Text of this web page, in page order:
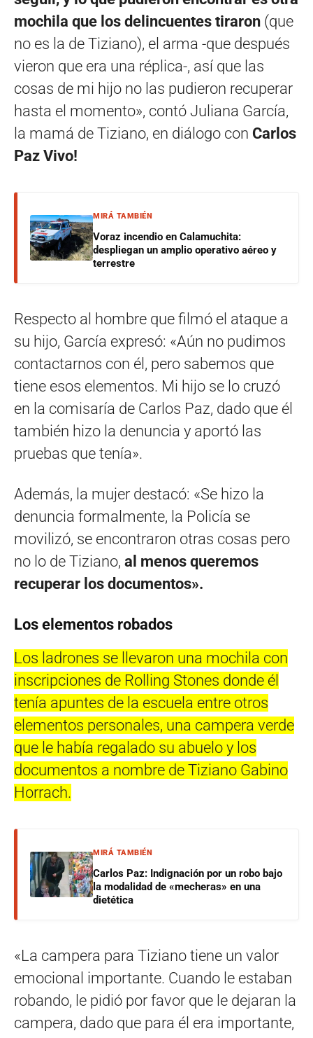
mochila que los delincuentes tiraron (que
no es la de Tiziano), el arma -que después
vieron que era una réplica-, así que las
cosas de mi hijo no las pudieron recuperar
hasta el momento», contó Juliana García,
la mamá de Tiziano, en diálogo con Carlos
Paz Vivo!
MIRÁ TAMBIÉN
Voraz incendio en Calamuchita:
despliegan un amplio operativo aéreo y
terrestre
Respecto al hombre que filmó el ataque a
su hijo, García expresó: «Aún no pudimos
contactarnos con él, pero sabemos que
tiene esos elementos. Mi hijo se lo cruzó
en la comisaría de Carlos Paz, dado que él
también hizo la denuncia y aportó las
pruebas que tenía».
Además, la mujer destacó: «Se hizo la
denuncia formalmente, la Policía se
movilizó, se encontraron otras cosas pero
no lo de Tiziano, al menos queremos
recuperar los documentos».
Los elementos robados
Los ladrones se llevaron una mochila con
inscripciones de Rolling Stones donde él
tenía apuntes de la escuela entre otros
elementos personales, una campera verde
que le había regalado su abuelo y los
documentos a nombre de Tiziano Gabino
Horrach.
MIRÁ TAMBIÉN
Carlos Paz: Indignación por un robo bajo
la modalidad de «mecheras» en una
dietética
«La campera para Tiziano tiene un valor
emocional importante. Cuando le estaban
robando, le pidió por favor que le dejaran la
campera, dado que para él era importante,